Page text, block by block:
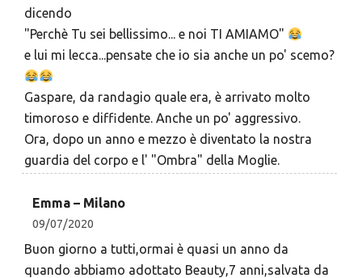
dicendo
"Perchè Tu sei bellissimo... e noi TI AMIAMO"
e lui mi lecca...pensate che io sia anche un po' scemo?
Gaspare, da randagio quale era, è arrivato molto
timoroso e diffidente. Anche un po' aggressivo.
Ora, dopo un anno e mezzo è diventato la nostra
guardia del corpo e l' "Ombra" della Moglie.
Emma – Milano
09/07/2020
Buon giorno a tutti,ormai è quasi un anno da
quando abbiamo adottato Beauty,7 anni,salvata da